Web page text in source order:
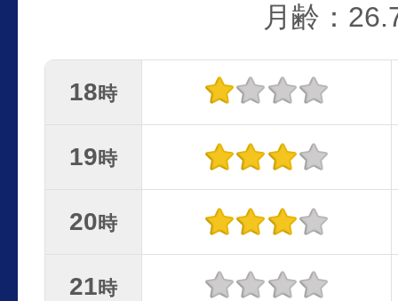
月齢：
18時
19時
20時
21時